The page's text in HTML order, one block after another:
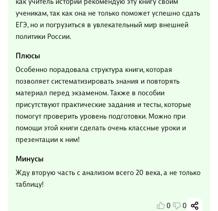
ученикам, так как она не только поможет успешно сдать
ЕГЭ, но и погрузиться в увлекательный мир внешней
политики России.
Плюсы
Особенно порадовала структура книги, которая
позволяет систематизировать знания и повторять
материал перед экзаменом. Также в пособии
присутствуют практические задания и тесты, которые
помогут проверить уровень подготовки. Можно при
помощи этой книги сделать очень классные уроки и
презентации к ним!
Минусы
Жду вторую часть с анализом всего 20 века, а не только
таблицу!
0 0